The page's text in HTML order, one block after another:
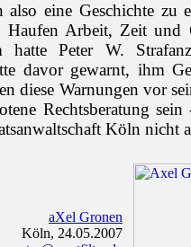
eine Geschichte zu
Haufen Arbeit, Zeit und
hatte Peter W.
davor gewarnt, ihm
diese Warnungen vor
Rechtsberatung
Köln nicht
aXel Gronen
Köln, 24.05.2007